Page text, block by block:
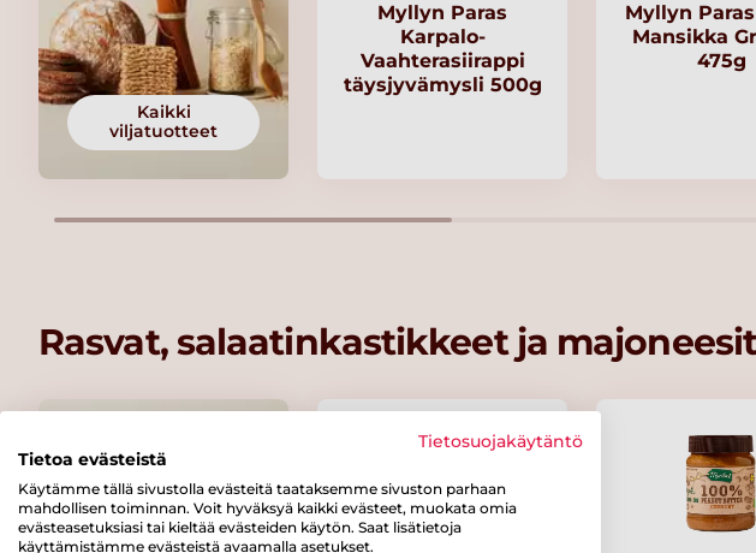
Kaikki
viljatuotteet
Myllyn Paras
Karpalo-
Vaahterasiirappi
täysjyvämysli 500g
Myllyn
Mansikka
475g
Rasvat, salaatinkastikkeet ja majoneesit
Tietosuojakäytäntö
Tietoa evästeistä
Käytämme tällä sivustolla evästeitä taataksemme sivuston parhaan
mahdollisen toiminnan. Voit hyväksyä kaikki evästeet, muokata omia
evästeasetuksiasi tai kieltää evästeiden käytön. Saat lisätietoja
käyttämistämme evästeistä avaamalla asetukset.